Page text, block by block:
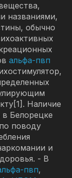
названиями,
обычно
альфа-пвп
Наличие
в Белорецке
поводу
и
- В
пвп,